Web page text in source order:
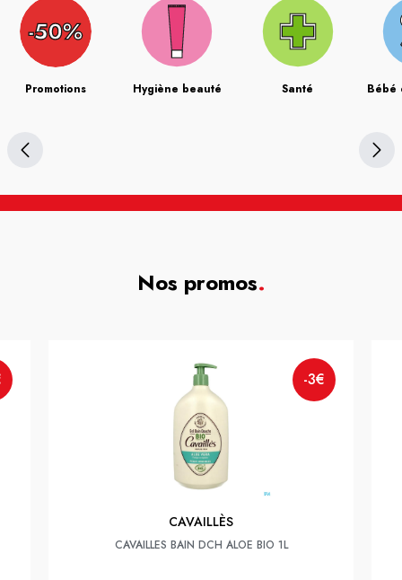
Promotions Hygiène beauté Santé Bébé
Nos promos.
-3€
CAVAILLÈS
CAVAILLES BAIN DCH ALOE BIO 1L